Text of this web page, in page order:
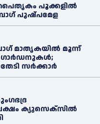
പൈതൃകം പൂക്കളിൽ
പുഷ്പമേള
മാതൃകയിൽ മൂന്ന്
ഗാർഡനുകൾ;
സർക്കാർ
ക്യുസെക്സില്‍